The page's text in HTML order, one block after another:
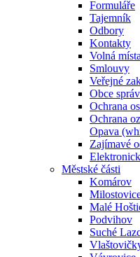
Formuláře
Tajemník
Odbory
Kontakty
Volná
Smlouvy
Veřejné
Obce
Ochrana
Ochrana
Opava
Zajímavé
Městské části
Komárov
Malé
Podvihov
Suché